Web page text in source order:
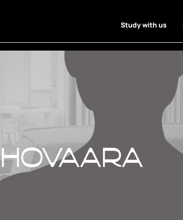
Study with us